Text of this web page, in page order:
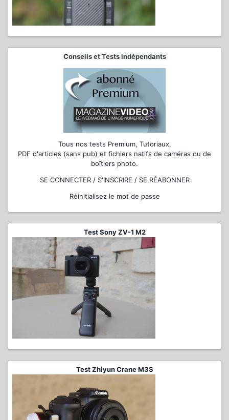
Conseils et Tests indépendants
Tous nos tests Premium, Tutoriaux,
PDF d'articles (sans pub) et fichiers natifs de caméras ou de
boîtiers photo.
SE CONNECTER / S'INSCRIRE / SE RÉABONNER
Réinitialisez le mot de passe
Test Sony ZV-1 M2
Test Zhiyun Crane M3S